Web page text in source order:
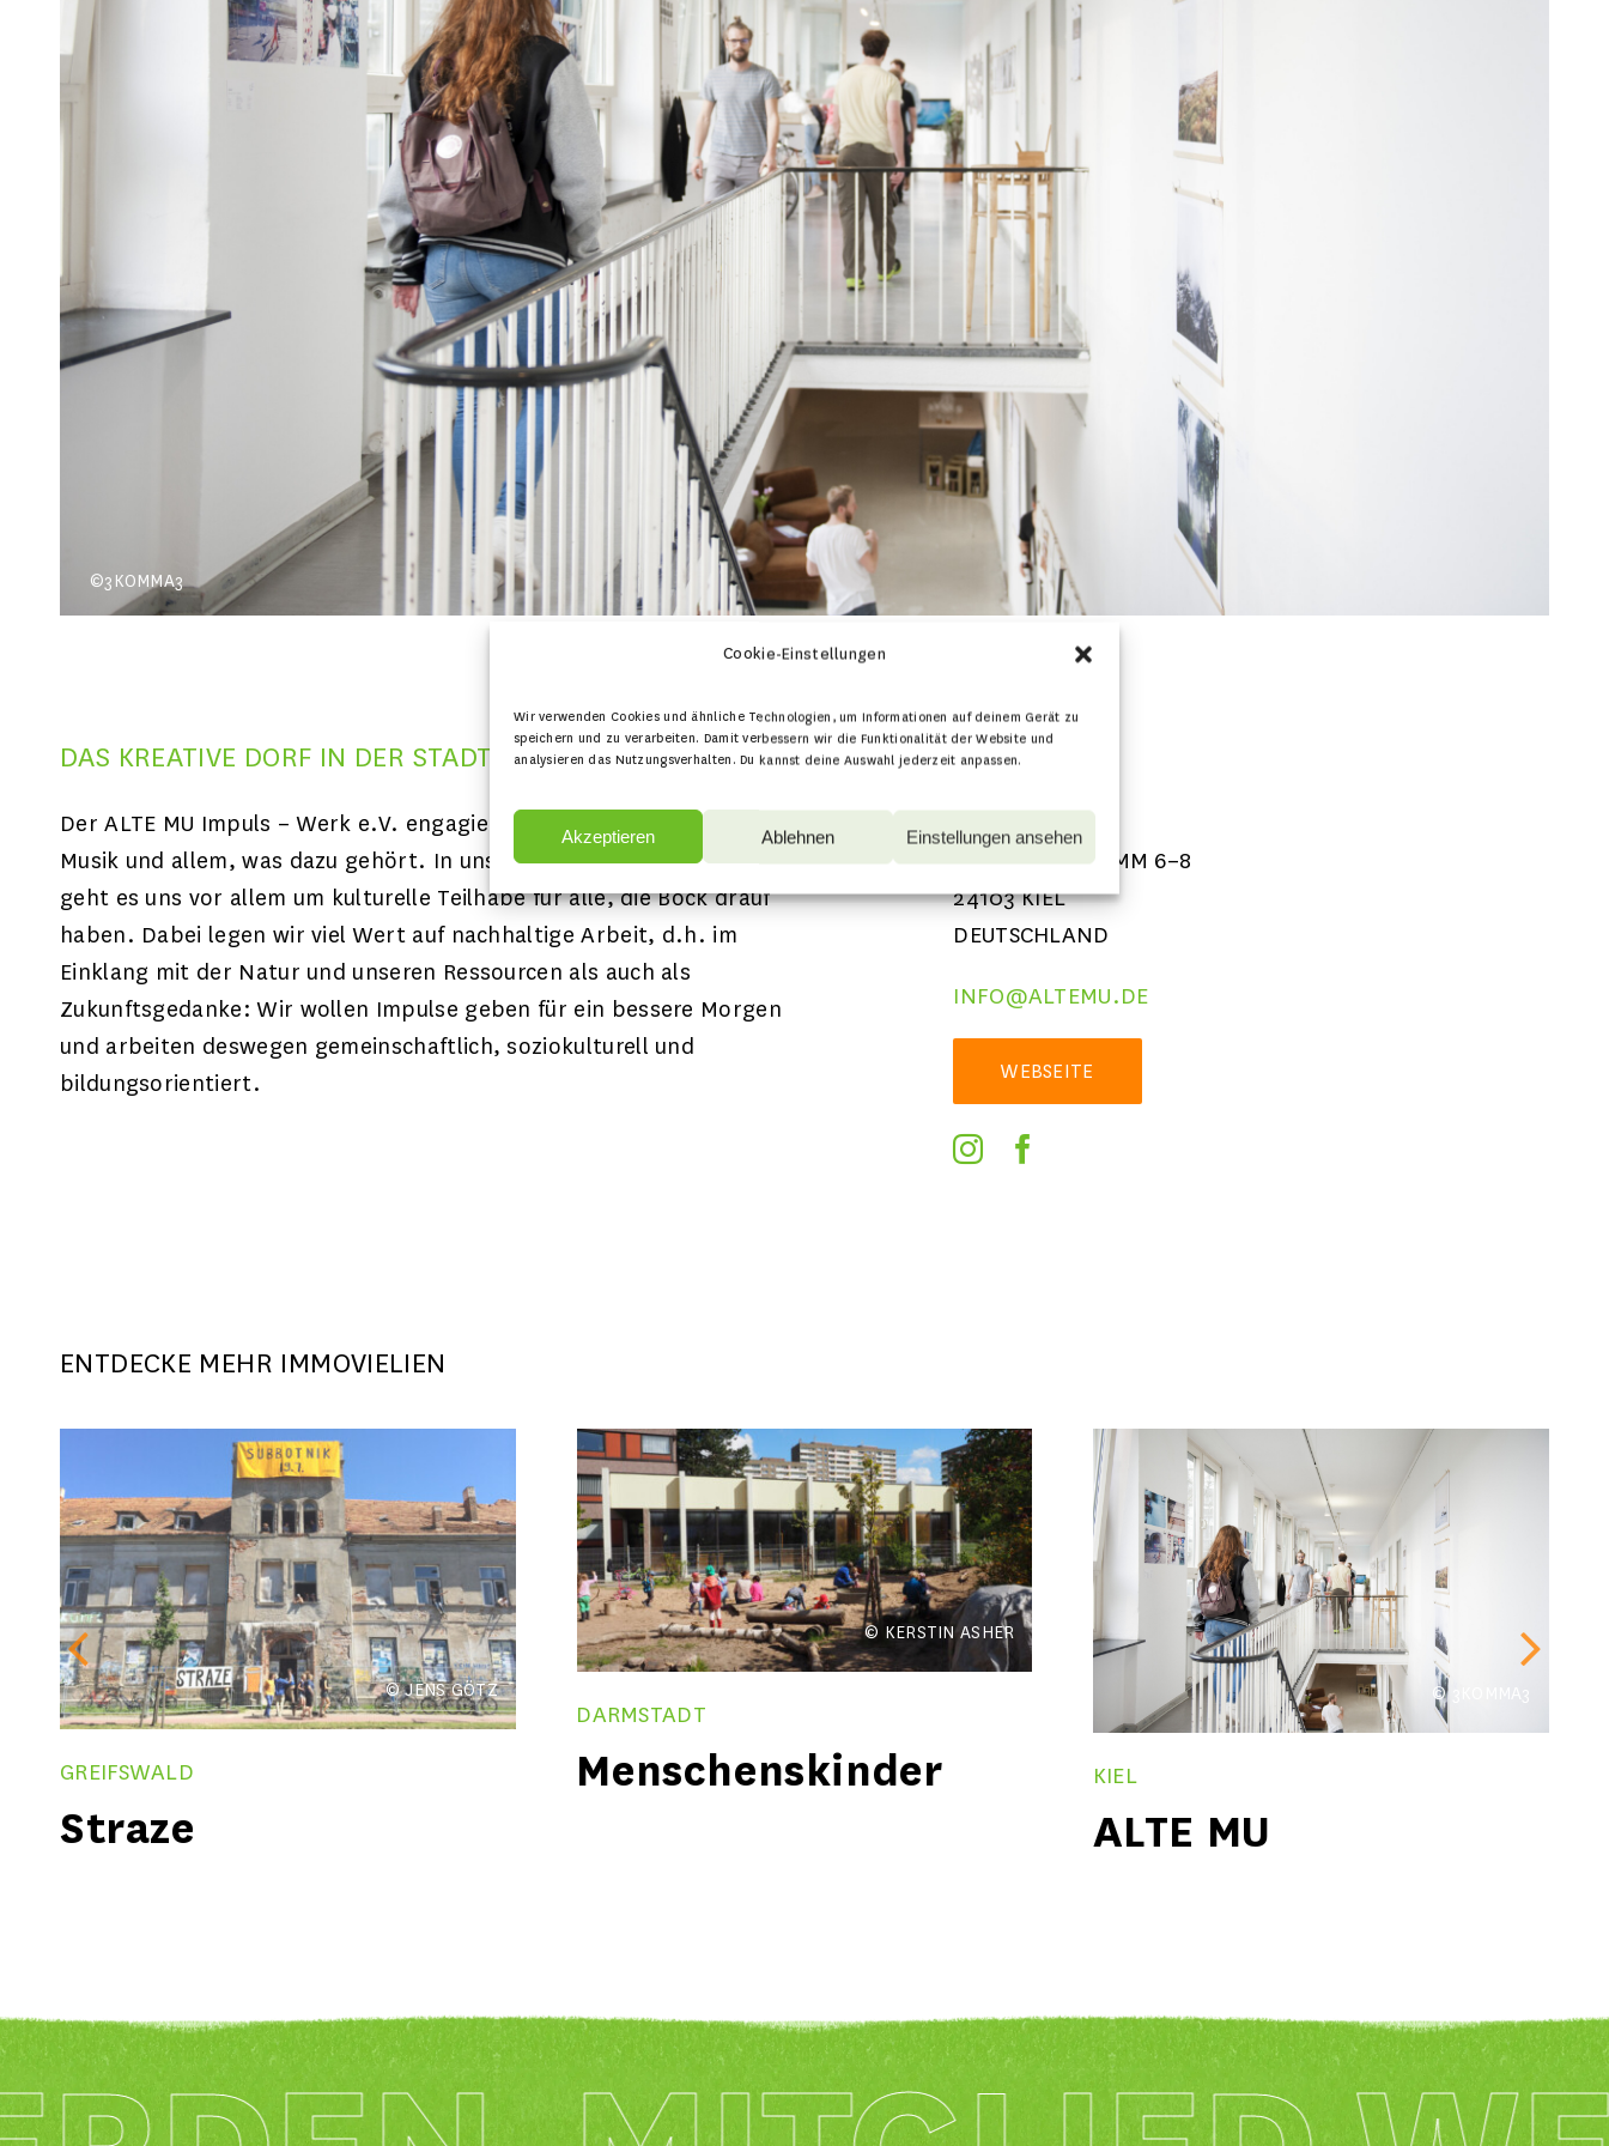
Cookie-Einstellungen
Wir verwenden Cookies und ähnliche Technologien, um Informationen auf deinem Gerät zu
speichern und zu verarbeiten. Damit verbessern wir die Funktionalität der Website und
analysieren das Nutzungsverhalten. Du kannst deine Auswahl jederzeit anpassen.
Akzeptieren Ablehnen Einstellungen ansehen
©3KOMMA3
DAS KREATIVE DORF IN DER STADT
Der ALTE MU Impuls – Werk e.V. engagiert sich für Kunst, Kultur,
Musik und allem, was dazu gehört. In unserer gemeinnützigen Arbeit
geht es uns vor allem um kulturelle Teilhabe für alle, die Bock drauf
haben. Dabei legen wir viel Wert auf nachhaltige Arbeit, d.h. im
Einklang mit der Natur und unseren Ressourcen als auch als
Zukunftsgedanke: Wir wollen Impulse geben für ein bessere Morgen
und arbeiten deswegen gemeinschaftlich, soziokulturell und
bildungsorientiert.
KONTAKT
ALTE MU
LORENTZENDAMM 6–8
24103 KIEL
DEUTSCHLAND
INFO@ALTEMU.DE
WEBSEITE
ENTDECKE MEHR IMMOVIELIEN
© KERSTIN ASHER
DARMSTADT
Menschenskinder KIEL
© NILS KOENNING
Haus der Statistik